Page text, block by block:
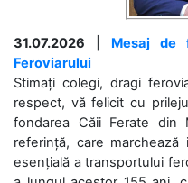
31.07.2026
Mesaj de
Feroviarului
Stimați colegi, dragi
respect, vă felicit cu
fondarea Căii Ferate
referință, care
esențială a transportului